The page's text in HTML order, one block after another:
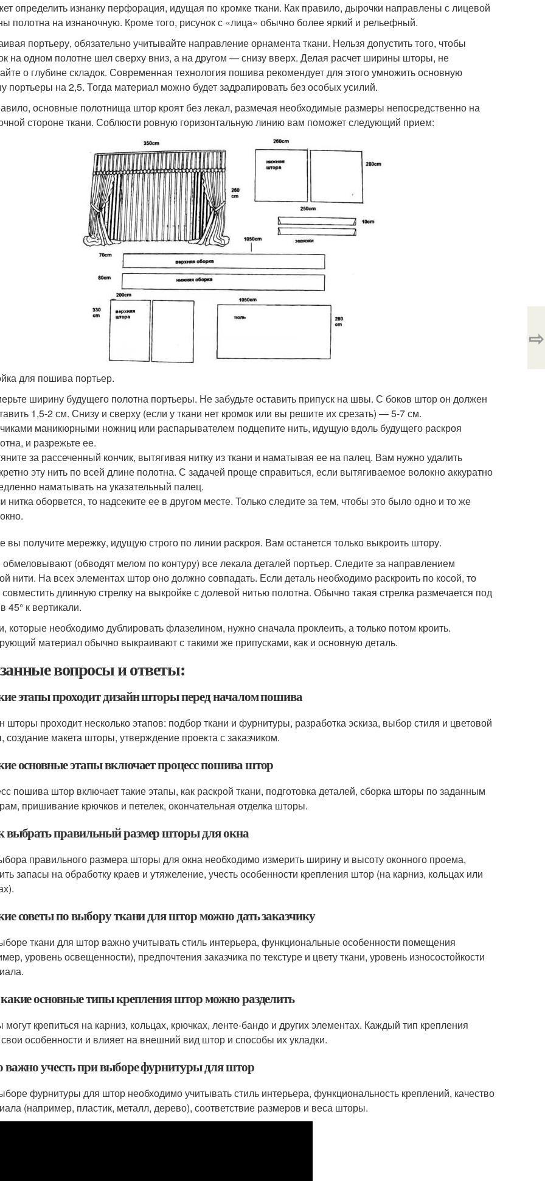
определить изнанку перфорация, идущая по кромке ткани. Как правило, дырочки направлены с лицевой
полотна на изнаночную. Кроме того, рисунок с «лица» обычно более яркий и рельефный.
портьеру, обязательно учитывайте направление орнамента ткани. Нельзя допустить того, чтобы
на одном полотне шел сверху вниз, а на другом — снизу вверх. Делая расчет ширины шторы, не
о глубине складок. Современная технология пошива рекомендует для этого умножить основную
портьеры на 2,5. Тогда материал можно будет задрапировать без особых усилий.
основные полотнища штор кроят без лекал, размечая необходимые размеры непосредственно на
стороне ткани. Соблюсти ровную горизонтальную линию вам поможет следующий прием:
для пошива портьер.
ширину будущего полотна портьеры. Не забудьте оставить припуск на швы. С боков штор он должен
1,5-2 см. Снизу и сверху (если у ткани нет кромок или вы решите их срезать) — 5-7 см.
маникюрными ножниц или распарывателем подцепите нить, идущую вдоль будущего раскроя
и разрежьте ее.
за рассеченный кончик, вытягивая нитку из ткани и наматывая ее на палец. Вам нужно удалить
эту нить по всей длине полотна. С задачей проще справиться, если вытягиваемое волокно аккуратно
наматывать на указательный палец.
нитка оборвется, то надсеките ее в другом месте. Только следите за тем, чтобы это было одно и то же
вы получите мережку, идущую строго по линии раскроя. Вам останется только выкроить штору.
(обводят мелом по контуру) все лекала деталей портьер. Следите за направлением
нити. На всех элементах штор оно должно совпадать. Если деталь необходимо раскроить по косой, то
длинную стрелку на выкройке с долевой нитью полотна. Обычно такая стрелка размечается под
45° к вертикали.
которые необходимо дублировать флазелином, нужно сначала проклеить, а только потом кроить.
материал обычно выкраивают с такими же припусками, как и основную деталь.
вопросы и ответы:
этапы проходит дизайн шторы перед началом пошива
шторы проходит несколько этапов: подбор ткани и фурнитуры, разработка эскиза, выбор стиля и цветовой
создание макета шторы, утверждение проекта с заказчиком.
основные этапы включает процесс пошива штор
пошива штор включает такие этапы, как раскрой ткани, подготовка деталей, сборка шторы по заданным
пришивание крючков и петелек, окончательная отделка шторы.
выбрать правильный размер шторы для окна
правильного размера шторы для окна необходимо измерить ширину и высоту оконного проема,
запасы на обработку краев и утяжеление, учесть особенности крепления штор (на карниз, кольцах или
советы по выбору ткани для штор можно дать заказчику
ткани для штор важно учитывать стиль интерьера, функциональные особенности помещения
уровень освещенности), предпочтения заказчика по текстуре и цвету ткани, уровень износостойкости
основные типы крепления штор можно разделить
крепиться на карниз, кольцах, крючках, ленте-бандо и других элементах. Каждый тип крепления
особенности и влияет на внешний вид штор и способы их укладки.
важно учесть при выборе фурнитуры для штор
фурнитуры для штор необходимо учитывать стиль интерьера, функциональность креплений, качество
(например, пластик, металл, дерево), соответствие размеров и веса шторы.
⇨